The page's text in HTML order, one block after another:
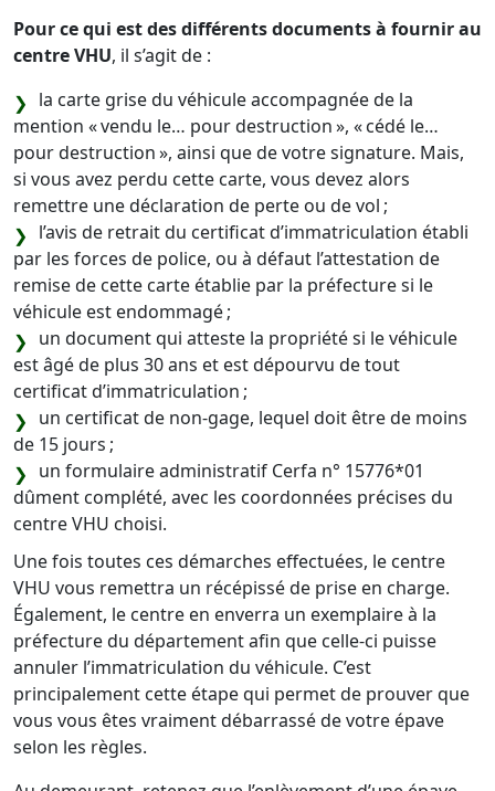
Pour ce qui est des différents documents à fournir au
centre VHU, il s’agit de :
la carte grise du véhicule accompagnée de la
mention « vendu le… pour destruction », « cédé le…
pour destruction », ainsi que de votre signature. Mais,
si vous avez perdu cette carte, vous devez alors
remettre une déclaration de perte ou de vol ;
l’avis de retrait du certificat d’immatriculation établi
par les forces de police, ou à défaut l’attestation de
remise de cette carte établie par la préfecture si le
véhicule est endommagé ;
un document qui atteste la propriété si le véhicule
est âgé de plus 30 ans et est dépourvu de tout
certificat d’immatriculation ;
un certificat de non-gage, lequel doit être de moins
de 15 jours ;
un formulaire administratif Cerfa n° 15776*01
dûment complété, avec les coordonnées précises du
centre VHU choisi.
Une fois toutes ces démarches effectuées, le centre
VHU vous remettra un récépissé de prise en charge.
Également, le centre en enverra un exemplaire à la
préfecture du département afin que celle-ci puisse
annuler l’immatriculation du véhicule. C’est
principalement cette étape qui permet de prouver que
vous vous êtes vraiment débarrassé de votre épave
selon les règles.